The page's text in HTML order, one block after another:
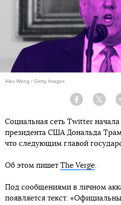
Alex Wong / Getty Images
Facebook Twitter
Социальная сеть Twitter
президента США Дональда
что следующим главой
Об этом пишет The Verge.
Под сообщениями в личном
появляется текст: